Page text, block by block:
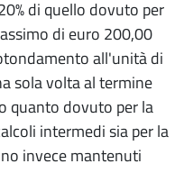
di quello dovuto per
di euro 200,00
all'unità di
sola volta al termine
quanto dovuto per la
intermedi sia per la
invece mantenuti